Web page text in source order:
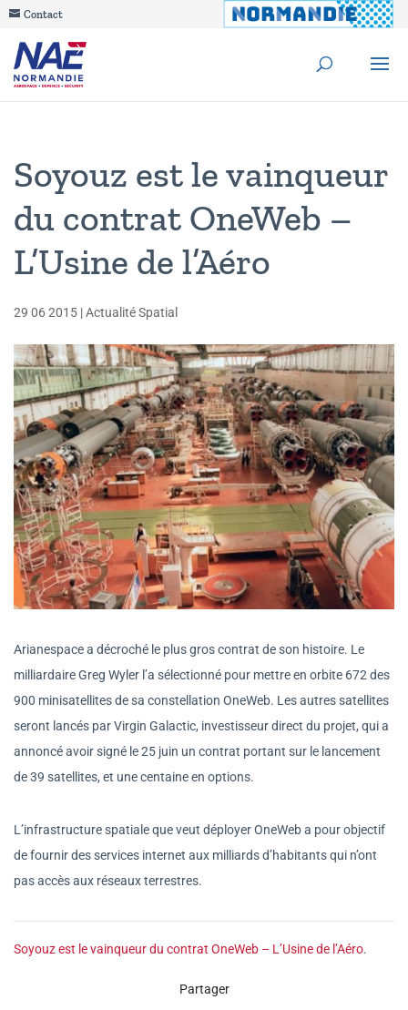
Contact
Soyouz est le vainqueur
du contrat OneWeb –
L’Usine de l’Aéro
29 06 2015 |Actualité Spatial
Arianespace a décroché le plus gros contrat de son histoire. Le
milliardaire Greg Wyler l’a sélectionné pour mettre en orbite 672 des
900 minisatellites de sa constellation OneWeb. Les autres satellites
seront lancés par Virgin Galactic, investisseur direct du projet, qui a
annoncé avoir signé le 25 juin un contrat portant sur le lancement
de 39 satellites, et une centaine en options.
L’infrastructure spatiale que veut déployer OneWeb a pour objectif
de fournir des services internet aux milliards d’habitants qui n’ont
pas accès aux réseaux terrestres.
Soyouz est le vainqueur du contrat OneWeb – L’Usine de l’Aéro.
Partager